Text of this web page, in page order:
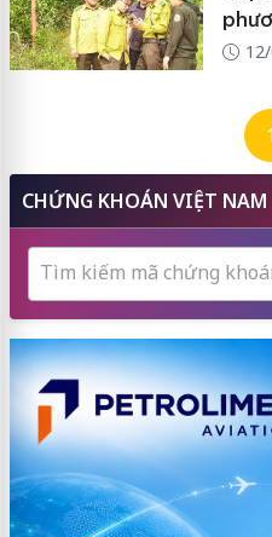
CHỨNG KHOÁN VIỆT NAM
Tìm kiếm mã chứng